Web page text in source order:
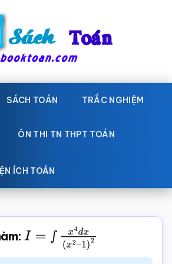
SÁCH TOÁN TRẮC NGHIỆM
ÔN THI TN THPT TOÁN
ÍCH TOÁN
I= ∫x4 d x(x2–